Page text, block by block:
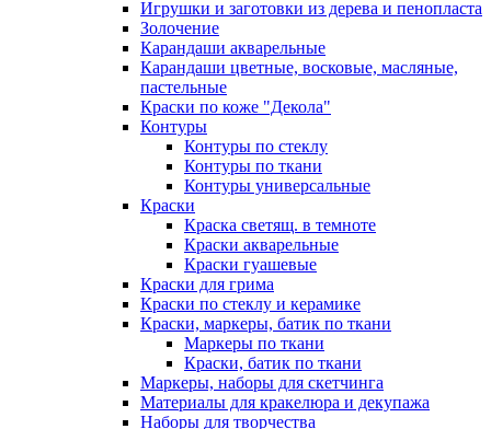
Игрушки и заготовки из дерева и пенопласта
Золочение
Карандаши акварельные
Карандаши цветные, восковые, масляные,
пастельные
Краски по коже "Декола"
Контуры
Контуры по стеклу
Контуры по ткани
Контуры универсальные
Краски
Краска светящ. в темноте
Краски акварельные
Краски гуашевые
Краски для грима
Краски по стеклу и керамике
Краски, маркеры, батик по ткани
Маркеры по ткани
Краски, батик по ткани
Маркеры, наборы для скетчинга
Материалы для кракелюра и декупажа
Наборы для творчества